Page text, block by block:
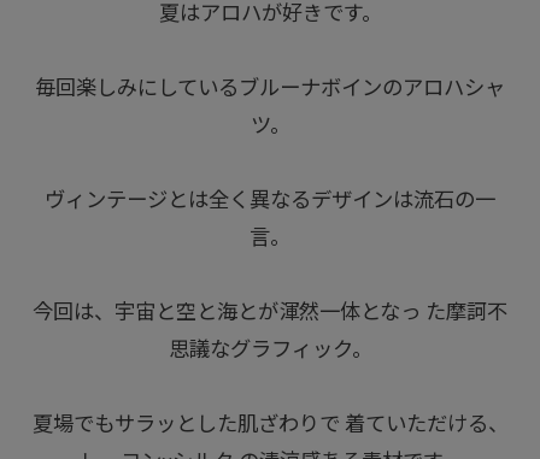
夏はアロハが好きです。
毎回楽しみにしているブルーナボインのアロハシャ
ツ。
ヴィンテージとは全く異なるデザインは流石の一
言。
今回は、宇宙と空と海とが渾然一体となっ た摩訶不
思議なグラフィック。
夏場でもサラッとした肌ざわりで 着ていただける、